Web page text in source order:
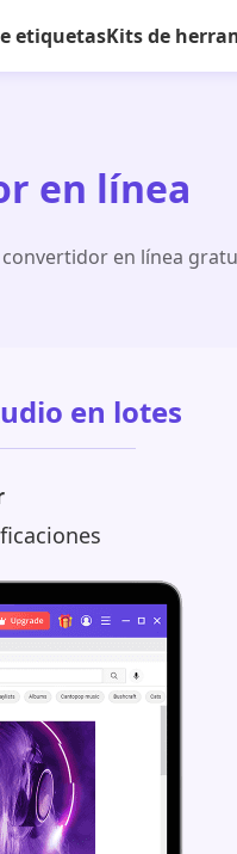
etiquetasKits de
en línea
en línea
en lotes